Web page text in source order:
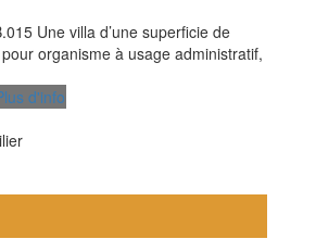
Une villa d’une superficie de
organisme à usage administratif,
d'info